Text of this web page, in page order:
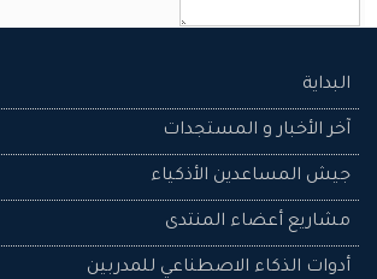
جديد
البداية
آخر الأخبار و المستجدات
جيش المساعدين اﻷذكياء
مشاريع أعضاء المنتدى
أدوات الذكاء الاصطناعي للمدربين